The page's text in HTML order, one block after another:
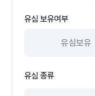
유심 보유여부
유심보유
유심 종류